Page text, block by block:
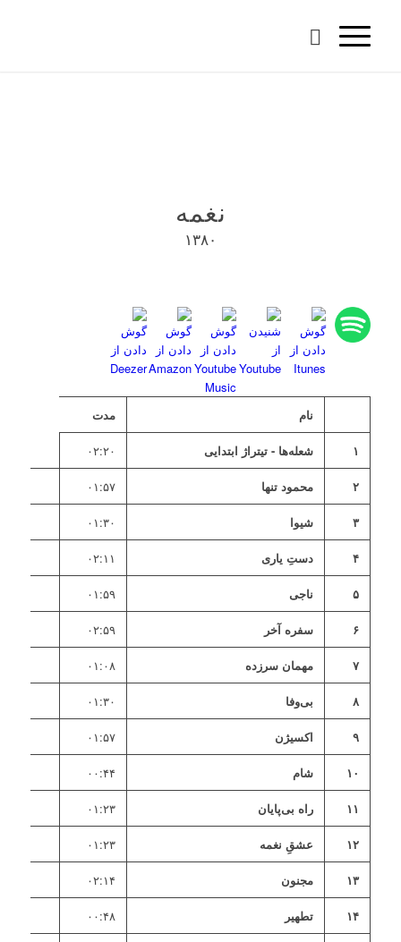
نغمه
۱۳۸۰
نام مدت
۱ شعله‌ها - تیتراژ ابتدایی ۰۲:۲۰
۲ محمود تنها ۰۱:۵۷
۳ شیوا ۰۱:۳۰
۴ دستِ یاری ۰۲:۱۱
۵ ناجی ۰۱:۵۹
۶ سفره آخر ۰۲:۵۹
۷ مهمان سرزده ۰۱:۰۸
۸ بی‌وفا ۰۱:۳۰
۹ اکسیژن ۰۱:۵۷
۱۰ شام ۰۰:۴۴
۱۱ راه بی‌پایان ۰۱:۲۳
۱۲ عشقِ نغمه ۰۱:۲۳
۱۳ مجنون ۰۲:۱۴
۱۴ تطهیر ۰۰:۴۸